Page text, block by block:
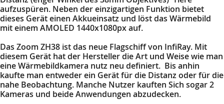
aufzuspüren. Neben der einzigartigen Funktion bietet
dieses Gerät einen Akkueinsatz und löst das Wärmebild
mit einem AMOLED 1440x1080px auf.
Das Zoom ZH38 ist das neue Flagschiff von InfiRay. Mit
diesem Gerät hat der Hersteller die Art und Weise wie man
eine Wärmebildkamera nutz neu definiert. Bis anhin
kaufte man entweder ein Gerät für die Distanz oder für die
nahe Beobachtung. Manche Nutzer kauften Sich sogar 2
Kameras und beide Anwendungen abzudecken.